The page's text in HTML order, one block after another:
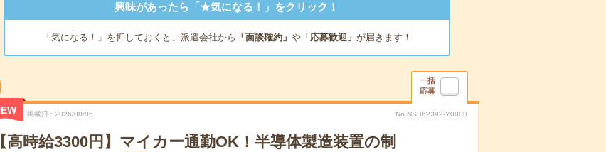
興味があったら「★気になる！」をクリック！
「気になる！」を押しておくと、派遣会社から 「面談確約」 や「応募歓迎」 が届きます！
一括
応募
掲載日 2026/08/06 No.NSB62392-Y0000
【高時給3300円】マイカー通勤OK！半導体製造装置の制